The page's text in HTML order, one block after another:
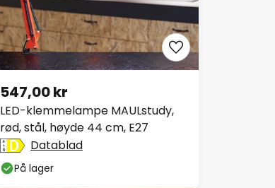
LED-klemmelampe MAULstudy,
rød, stål, høyde 44 cm, E27
547,00 kr
Datablad
På lager